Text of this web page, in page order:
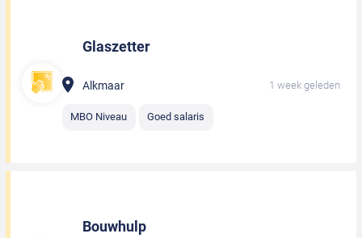
Glaszetter
Alkmaar 1 week geleden
MBO Niveau Goed salaris
Bouwhulp